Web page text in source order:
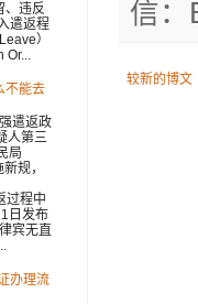
信：
较新的博文
、违反
遣返程
）
Or...
不能去
遣返政
人第三
局
规，
过程中
日发布
宾无直
办理流